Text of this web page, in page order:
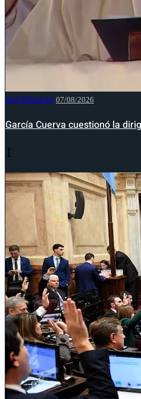
NACIONALES 07/08/2026
García Cuerva cuestionó la
1